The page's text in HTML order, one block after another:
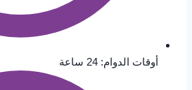
أوقات الدوام: 24 ساعة